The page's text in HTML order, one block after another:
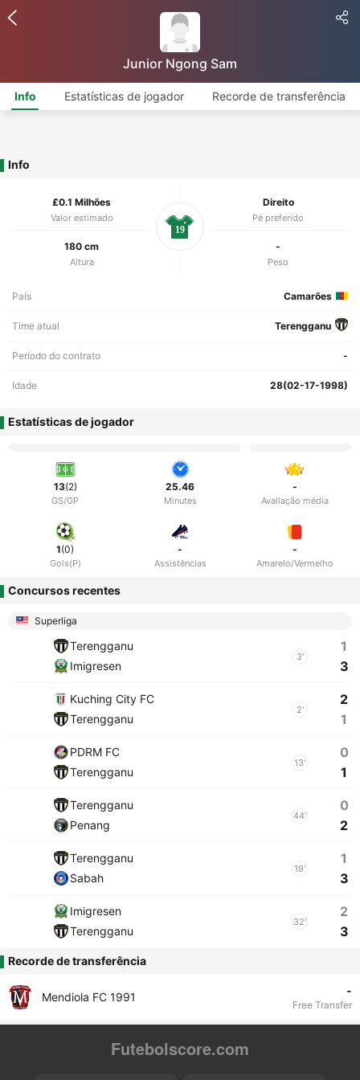
Junior Ngong Sam
Info Estatísticas de jogador Recorde de transferência
Info
£0.1 Milhões
Valor estimado
Direito
Pé preferido
180 cm
Altura
-
Peso
19
País Camarões
Time atual Terengganu
Período do contrato -
Idade 28(02-17-1998)
Estatísticas de jogador
13(2)
GS/GP
25.46
Minutes
-
Avaliação média
1(0)
Gols(P)
-
Assistências
-
Amarelo/Vermelho
Concursos recentes
Superliga
Terengganu
Imigresen
3'
1
3
Kuching City FC
Terengganu
2'
2
1
PDRM FC
Terengganu
13'
0
1
Terengganu
Penang
44'
0
2
Terengganu
Sabah
19'
1
3
Imigresen
Terengganu
32'
2
3
Recorde de transferência
Mendiola FC 1991 -
Free Transfer
Futebolscore.com